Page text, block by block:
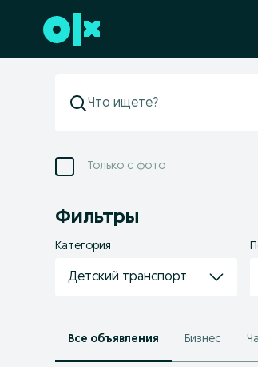
Перейти к нижнему колонтитулу
Только с фото
Фильтры
Категория
Детский транспорт
Все объявления Бизнес